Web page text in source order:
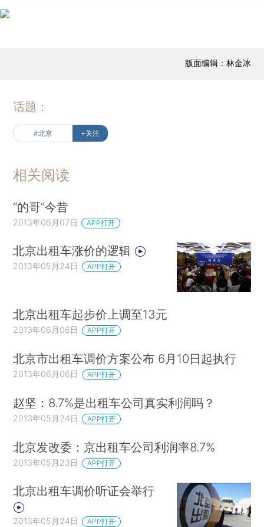
版面编辑：林金冰
话题：
#北京 +关注
相关阅读
“的哥”今昔
2013年06月07日 APP打开
北京出租车涨价的逻辑
2013年05月24日 APP打开
北京出租车起步价上调至13元
2013年06月06日 APP打开
北京市出租车调价方案公布 6月10日起执行
2013年06月06日 APP打开
赵坚：8.7%是出租车公司真实利润吗？
2013年05月24日 APP打开
北京发改委：京出租车公司利润率8.7%
2013年05月23日 APP打开
北京出租车调价听证会举行
2013年05月24日 APP打开